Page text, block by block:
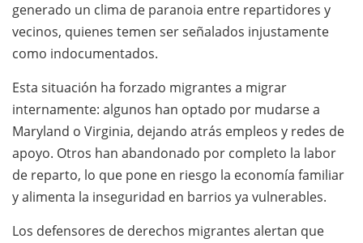
generado un clima de paranoia entre repartidores y
vecinos, quienes temen ser señalados injustamente
como indocumentados.
Esta situación ha forzado migrantes a migrar
internamente: algunos han optado por mudarse a
Maryland o Virginia, dejando atrás empleos y redes de
apoyo. Otros han abandonado por completo la labor
de reparto, lo que pone en riesgo la economía familiar
y alimenta la inseguridad en barrios ya vulnerables.
Los defensores de derechos migrantes alertan que